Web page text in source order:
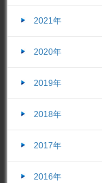
2021年
2020年
2019年
2018年
2017年
2016年